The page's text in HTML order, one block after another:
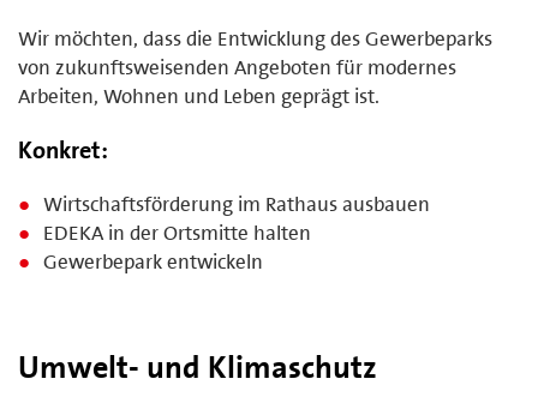
Wir möchten, dass die Entwicklung des Gewerbeparks
von zukunftsweisenden Angeboten für modernes
Arbeiten, Wohnen und Leben geprägt ist.
Konkret:
Wirtschaftsförderung im Rathaus ausbauen
EDEKA in der Ortsmitte halten
Gewerbepark entwickeln
Umwelt- und Klimaschutz